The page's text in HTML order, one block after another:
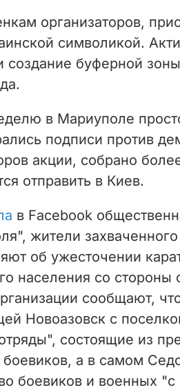
i
d
o
организаторов,
символикой.
создание буферной
в Мариуполе
подписи против
акции, собрано
отправить в Киев.
в Facebook
жители
об ужесточении
населения со стороны
сообщают,
Новоазовск с
состоящие из
боевиков, а в самом
боевиков и военных